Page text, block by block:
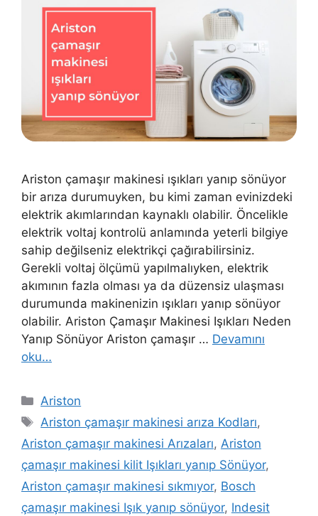
Ariston çamaşır makinesi ışıkları yanıp sönüyor
bir arıza durumuyken, bu kimi zaman evinizdeki
elektrik akımlarından kaynaklı olabilir. Öncelikle
elektrik voltaj kontrolü anlamında yeterli bilgiye
sahip değilseniz elektrikçi çağırabilirsiniz.
Gerekli voltaj ölçümü yapılmalıyken, elektrik
akımının fazla olması ya da düzensiz ulaşması
durumunda makinenizin ışıkları yanıp sönüyor
olabilir. Ariston Çamaşır Makinesi Işıkları Neden
Yanıp Sönüyor Ariston çamaşır … Devamını
oku…
Kategoriler
Ariston
Etiketler
Ariston çamaşır makinesi arıza Kodları,
Ariston çamaşır makinesi Arızaları, Ariston
çamaşır makinesi kilit Işıkları yanıp Sönüyor,
Ariston çamaşır makinesi sıkmıyor, Bosch
çamaşır makinesi Işık yanıp sönüyor, Indesit